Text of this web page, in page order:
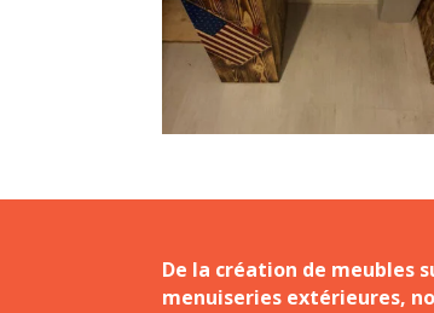
De la création de meubles
menuiseries extérieures,